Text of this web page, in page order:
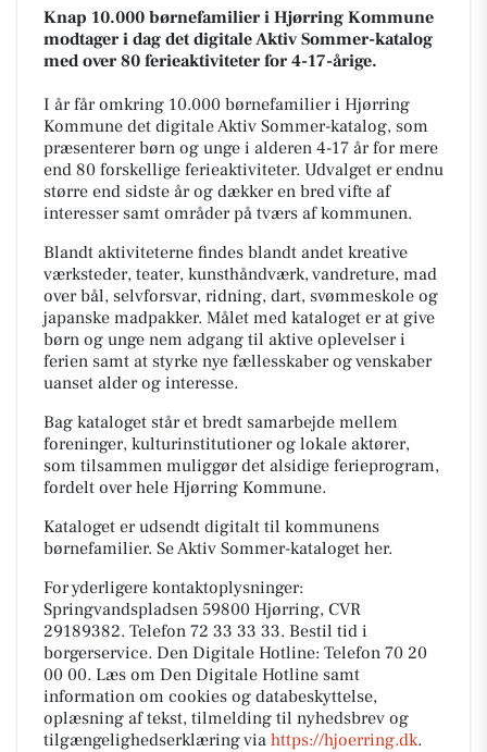
Knap 10.000 børnefamilier i Hjørring Kommune
modtager i dag det digitale Aktiv Sommer-katalog
med over 80 ferieaktiviteter for 4-17-årige.
I år får omkring 10.000 børnefamilier i Hjørring
Kommune det digitale Aktiv Sommer-katalog, som
præsenterer børn og unge i alderen 4-17 år for mere
end 80 forskellige ferieaktiviteter. Udvalget er endnu
større end sidste år og dækker en bred vifte af
interesser samt områder på tværs af kommunen.
Blandt aktiviteterne findes blandt andet kreative
værksteder, teater, kunsthåndværk, vandreture, mad
over bål, selvforsvar, ridning, dart, svømmeskole og
japanske madpakker. Målet med kataloget er at give
børn og unge nem adgang til aktive oplevelser i
ferien samt at styrke nye fællesskaber og venskaber
uanset alder og interesse.
Bag kataloget står et bredt samarbejde mellem
foreninger, kulturinstitutioner og lokale aktører,
som tilsammen muliggør det alsidige ferieprogram,
fordelt over hele Hjørring Kommune.
Kataloget er udsendt digitalt til kommunens
børnefamilier. Se Aktiv Sommer-kataloget her.
For yderligere kontaktoplysninger:
Springvandspladsen 59800 Hjørring, CVR
29189382. Telefon 72 33 33 33. Bestil tid i
borgerservice. Den Digitale Hotline: Telefon 70 20
00 00. Læs om Den Digitale Hotline samt
information om cookies og databeskyttelse,
oplæsning af tekst, tilmelding til nyhedsbrev og
tilgængelighedserklæring via https://hjoerring.dk.